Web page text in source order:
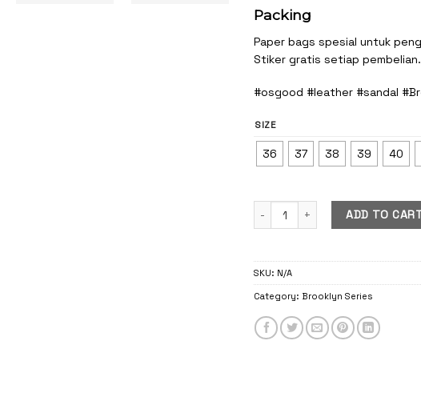
Packing
Paper bags spesial untuk
Stiker gratis setiap pembelian.
#osgood #leather #sandal
SIZE
36 37 38 39 40
Papillon Brooklyn Brown quantity
ADD TO
SKU: N/A
Category: Brooklyn Series